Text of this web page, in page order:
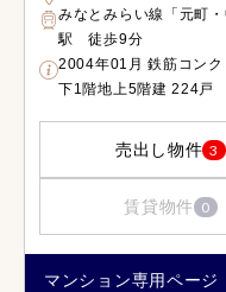
みなとみらい線「元町・
駅 徒歩9分
2004年01月 鉄筋コンク
下1階地上5階建 224戸
売出し物件 3
賃貸物件 0
マンション専用ページ